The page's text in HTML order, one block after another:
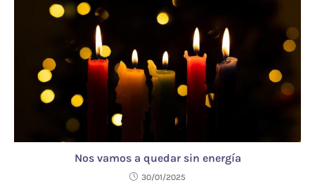
Nos vamos a quedar sin energía
30/01/2025